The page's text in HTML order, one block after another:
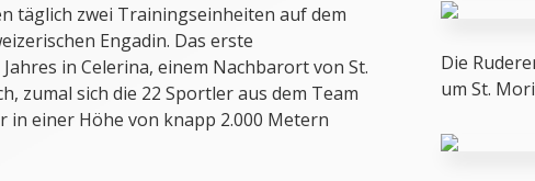
täglich zwei Trainingseinheiten auf dem
Engadin. Das erste
in Celerina, einem Nachbarort von St.
zumal sich die 22 Sportler aus dem Team
in einer Höhe von knapp 2.000 Metern
Die
um St.